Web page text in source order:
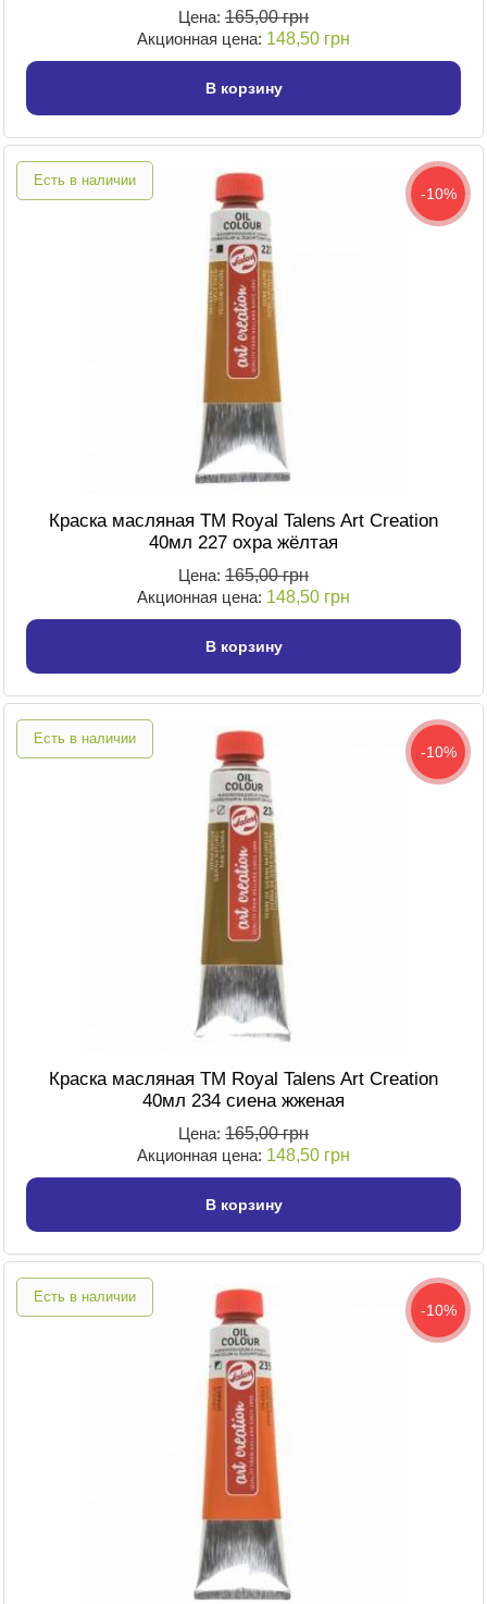
Цена: 165,00 грн
Акционная цена: 148,50 грн
В корзину
Есть в наличии
-10%
Краска масляная TM Royal Talens Art Creation
40мл 227 охра жёлтая
Цена: 165,00 грн
Акционная цена: 148,50 грн
В корзину
Есть в наличии
-10%
Краска масляная TM Royal Talens Art Creation
40мл 234 сиена жженая
Цена: 165,00 грн
Акционная цена: 148,50 грн
В корзину
Есть в наличии
-10%